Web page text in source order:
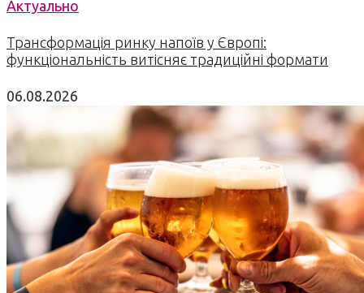
Актуально
Трансформація ринку напоїв у Європі:
функціональність витісняє традиційні формати
06.08.2026